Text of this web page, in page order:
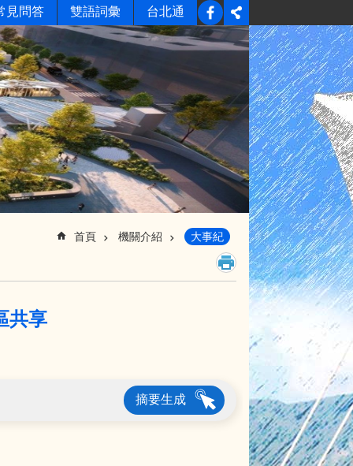
見問答 雙語詞彙 台北通
首頁 機關介紹 大事紀
共享
摘要生成